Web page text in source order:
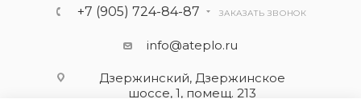
+7 (905) 724-84-87 ЗАКАЗАТЬ ЗВОНОК
info@ateplo.ru
Дзержинский, Дзержинское
шоссе, 1, помещ. 213